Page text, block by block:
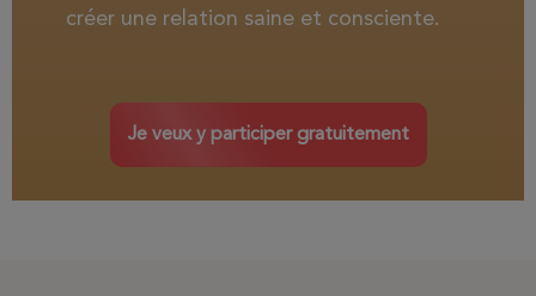
créer une relation saine et consciente.
Je veux y participer gratuitement